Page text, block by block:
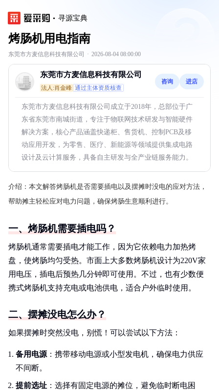
寻源宝典
烤肠机用电指南
东莞市方麦信息科技有限公司 · 2026-08-04 08:00:00
东莞市方麦信息科技有限公司
法人:肖金峰 通过主体资质核查
咨询 进店
东莞市方麦信息科技有限公司成立于2018年，总部位于广
东省东莞市南城街道，专注于物联网技术研发与智能硬件
解决方案，核心产品涵盖快递柜、售货机、控制PCB及移
动应用开发，为零售、医疗、新能源等领域提供集成电路
设计及云计算服务，具备自主研发与全产业链服务能力。
介绍： 本文解答烤肠机是否需要插电以及摆摊时没电的应对方法，
帮助摊主轻松应对电力问题，确保烤肠生意顺利进行。
一、烤肠机需要插电吗？
烤肠机通常需要插电才能工作，因为它依赖电力加热烤
盘，使烤肠均匀受热。市面上大多数烤肠机设计为220V家
用电压，插电后预热几分钟即可使用。不过，也有少数便
携式烤肠机支持充电或电池供电，适合户外临时使用。
二、摆摊没电怎么办？
如果摆摊时突然没电，别慌！可以尝试以下方法：
备用电源 ：携带移动电源或小型发电机，确保电力供应
不间断。
提前选址 ：选择有固定电源的摊位，避免临时断电困